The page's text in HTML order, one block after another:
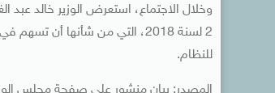
وخلال الاجتماع، استعرض الوزير خالد عبد
2 لسنة 2018، التي من شأنها
للنظام.